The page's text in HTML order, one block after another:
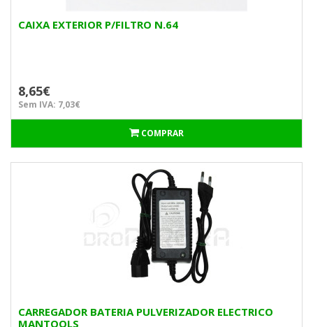
CAIXA EXTERIOR P/FILTRO N.64
8,65€
Sem IVA: 7,03€
COMPRAR
CARREGADOR BATERIA PULVERIZADOR ELECTRICO
MANTOOLS